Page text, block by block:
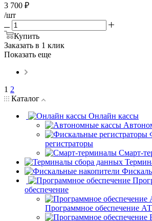
3 700 ₽
/шт
Купить
Заказать в 1 клик
Показать еще
1 2
Каталог
Онлайн кассы
регистраторы
Смарт-
обеспечение
Программное обеспечение